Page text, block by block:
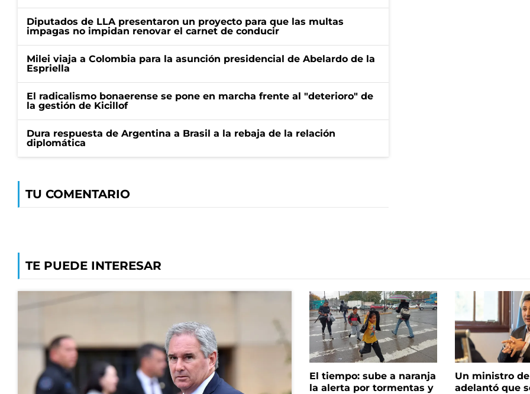
Diputados de LLA presentaron un proyecto para que las multas
impagas no impidan renovar el carnet de conducir
Milei viaja a Colombia para la asunción presidencial de Abelardo de la
Espriella
El radicalismo bonaerense se pone en marcha frente al "deterioro" de
la gestión de Kicillof
Dura respuesta de Argentina a Brasil a la rebaja de la relación
diplomática
TU COMENTARIO
TE PUEDE INTERESAR
El tiempo: sube a naranja
la alerta por tormentas y
Un ministro
adelantó que